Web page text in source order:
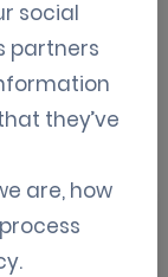
OVERZICHT
social
partners
they’ve
are, how
.